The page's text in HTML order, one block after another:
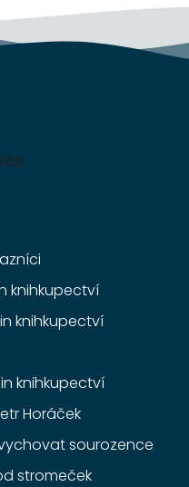
y
ý
knihkupectví
knihkupectví
knihkupectví
Horáček
sourozence
stromeček